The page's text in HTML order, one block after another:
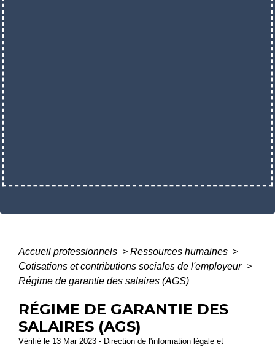
Accueil professionnels > Ressources humaines >
Cotisations et contributions sociales de l'employeur >
Régime de garantie des salaires (AGS)
RÉGIME DE GARANTIE DES
SALAIRES (AGS)
Vérifié le 13 Mar 2023 - Direction de l'information légale et